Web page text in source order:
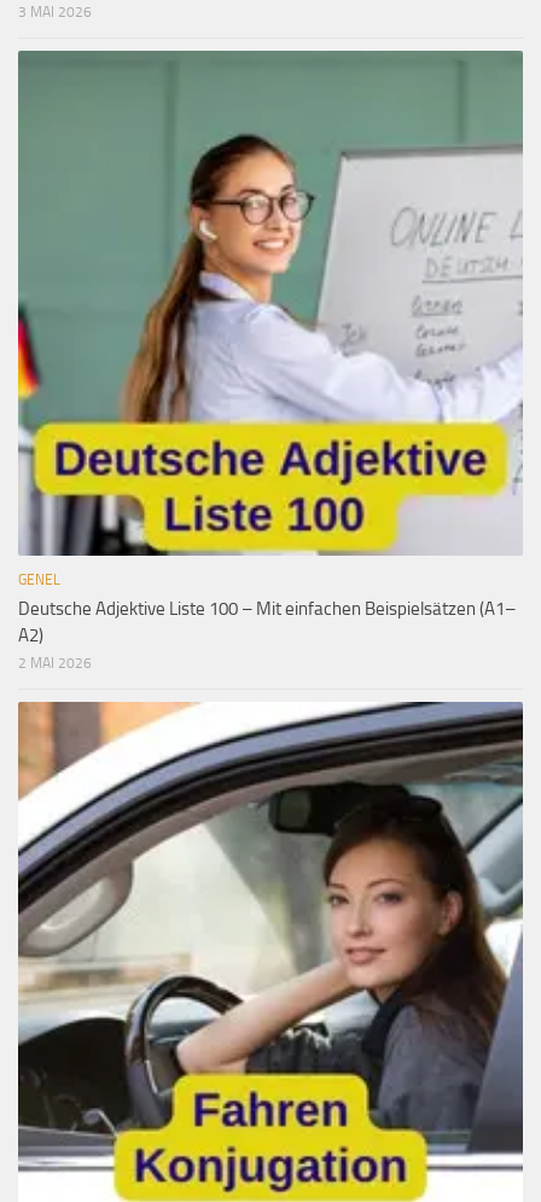
3 MAI 2026
GENEL
Deutsche Adjektive Liste 100 – Mit einfachen Beispielsätzen (A1–
A2)
2 MAI 2026